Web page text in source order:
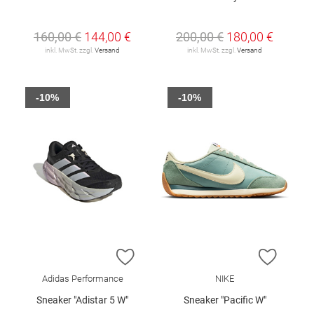
160,00 € 144,00 €
inkl. MwSt. zzgl. Versand
200,00 € 180,00 €
inkl. MwSt. zzgl. Versand
ZUR WUNSCHLISTE HINZUFÜGEN
Adidas Performance
Sneaker "Adistar 5 W"
-10%
ZUR
NIKE
Sneaker "Pacific W"
-10%